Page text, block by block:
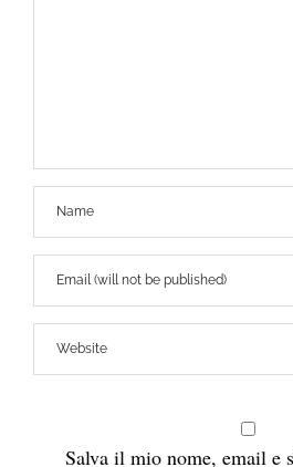
Salva il mio nome, email e